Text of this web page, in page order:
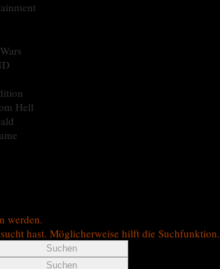
Hell
werden.
hast. Möglicherweise hilft die Suchfunktion.